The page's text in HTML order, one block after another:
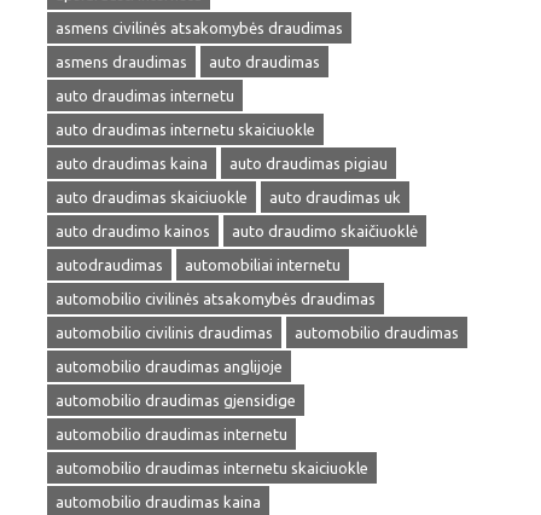
asmens civilinės atsakomybės draudimas
asmens draudimas
auto draudimas
auto draudimas internetu
auto draudimas internetu skaiciuokle
auto draudimas kaina
auto draudimas pigiau
auto draudimas skaiciuokle
auto draudimas uk
auto draudimo kainos
auto draudimo skaičiuoklė
autodraudimas
automobiliai internetu
automobilio civilinės atsakomybės draudimas
automobilio civilinis draudimas
automobilio draudimas
automobilio draudimas anglijoje
automobilio draudimas gjensidige
automobilio draudimas internetu
automobilio draudimas internetu skaiciuokle
automobilio draudimas kaina